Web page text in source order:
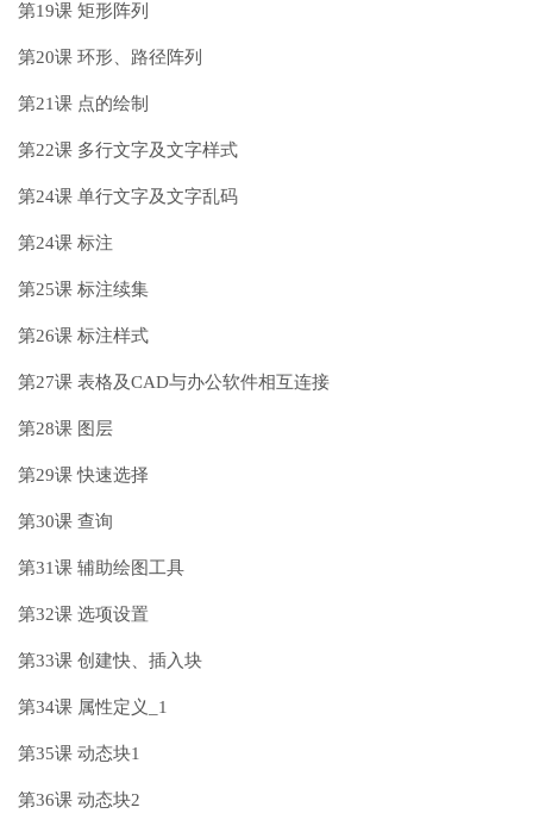
第19课 矩形阵列
第20课 环形、路径阵列
第21课 点的绘制
第22课 多行文字及文字样式
第24课 单行文字及文字乱码
第24课 标注
第25课 标注续集
第26课 标注样式
第27课 表格及CAD与办公软件相互连接
第28课 图层
第29课 快速选择
第30课 查询
第31课 辅助绘图工具
第32课 选项设置
第33课 创建快、插入块
第34课 属性定义_1
第35课 动态块1
第36课 动态块2